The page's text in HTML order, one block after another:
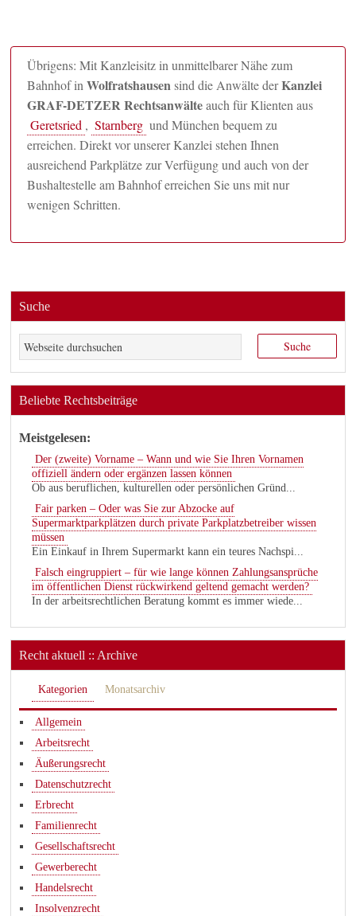
Übrigens: Mit Kanzleisitz in unmittelbarer Nähe zum
Bahnhof inWolfratshausensind die Anwälte derKanzlei
GRAF-DETZER Rechtsanwälteauch für Klienten aus
Geretsried , Starnberg und München bequem zu
erreichen. Direkt vor unserer Kanzlei stehen Ihnen
ausreichend Parkplätze zur Verfügung und auch von der
Bushaltestelle am Bahnhof erreichen Sie uns mit nur
wenigen Schritten.
Suche
Beliebte Rechtsbeiträge
Meistgelesen:
Der (zweite) Vorname – Wann und wie Sie Ihren Vornamen
offiziell ändern oder ergänzen lassen können
Ob aus beruflichen, kulturellen oder persönlichen Gründ...
Fair parken – Oder was Sie zur Abzocke auf
Supermarktparkplätzen durch private Parkplatzbetreiber wissen
müssen
Ein Einkauf in Ihrem Supermarkt kann ein teures Nachspi...
Falsch eingruppiert – für wie lange können Zahlungsansprüche
im öffentlichen Dienst rückwirkend geltend gemacht werden?
In der arbeitsrechtlichen Beratung kommt es immer wiede...
Recht aktuell :: Archive
Kategorien Monatsarchiv
Allgemein
Arbeitsrecht
Äußerungsrecht
Datenschutzrecht
Erbrecht
Familienrecht
Gesellschaftsrecht
Gewerberecht
Handelsrecht
Insolvenzrecht